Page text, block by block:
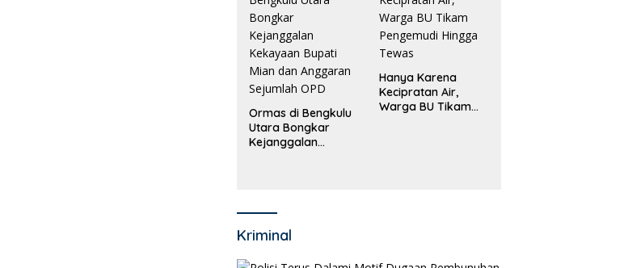
Ormas di Bengkulu
Utara Bongkar
Kejanggalan
Hanya Karena
Kecipratan Air,
Warga BU Tikam
Kriminal